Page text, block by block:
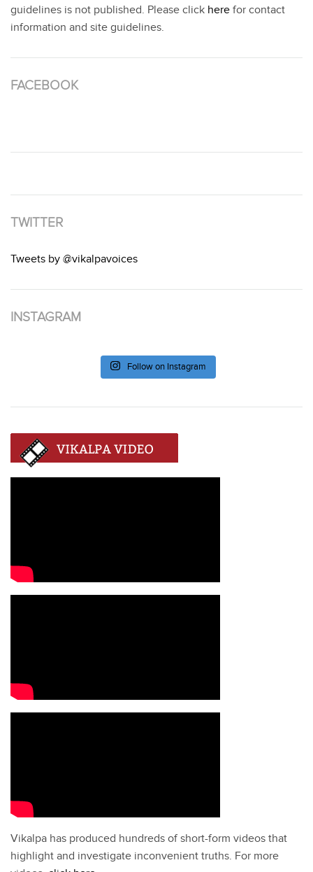
guidelines is not published. Please click here for contact
information and site guidelines.
FACEBOOK
TWITTER
Tweets by @vikalpavoices
INSTAGRAM
Follow on Instagram
Vikalpa has produced hundreds of short-form videos that
highlight and investigate inconvenient truths. For more